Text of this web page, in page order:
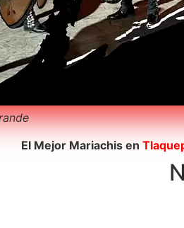
El Mejor Mariachis en